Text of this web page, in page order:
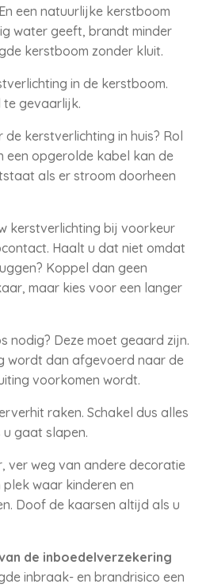
een natuurlijke kerstboom
water geeft, brandt minder
kerstboom zonder kluit.
in de kerstboom.
te gevaarlijk.
kerstverlichting in huis? Rol
een opgerolde kabel kan de
als er stroom doorheen
kerstverlichting bij voorkeur
Haalt u dat niet omdat
Koppel dan geen
maar kies voor een langer
nodig? Deze moet geaard zijn.
wordt dan afgevoerd naar de
voorkomen wordt.
raken. Schakel dus alles
gaat slapen.
ver weg van andere decoratie
waar kinderen en
Doof de kaarsen altijd als u
de inboedelverzekering
inbraak- en brandrisico een